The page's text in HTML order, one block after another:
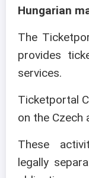
Hungarian
The
provides
services.
Ticketportal
on the Czech
These
legally